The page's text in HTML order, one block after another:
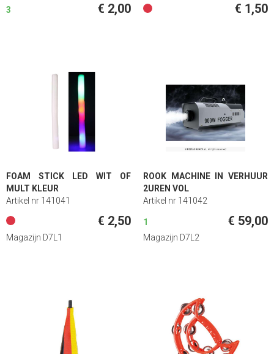
3 € 2,00 € 1,50
FOAM STICK LED WIT OF
MULT KLEUR
Artikel nr 141041
€ 2,50
Magazijn D7L1
ROOK MACHINE IN VERHUUR
2UREN VOL
Artikel nr 141042
1 € 59,00
Magazijn D7L2